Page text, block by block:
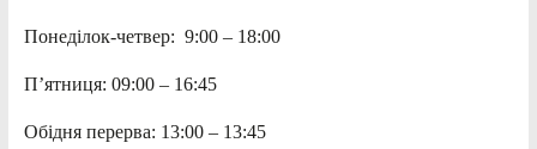
Понеділок-четвер: 9:00 – 18:00
П’ятниця: 09:00 – 16:45
Обідня перерва: 13:00 – 13:45